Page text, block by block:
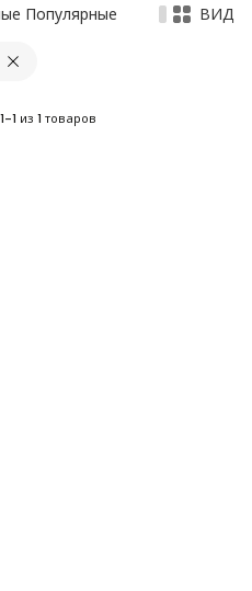
Популярные ВИД
1-1 из 1 товаров